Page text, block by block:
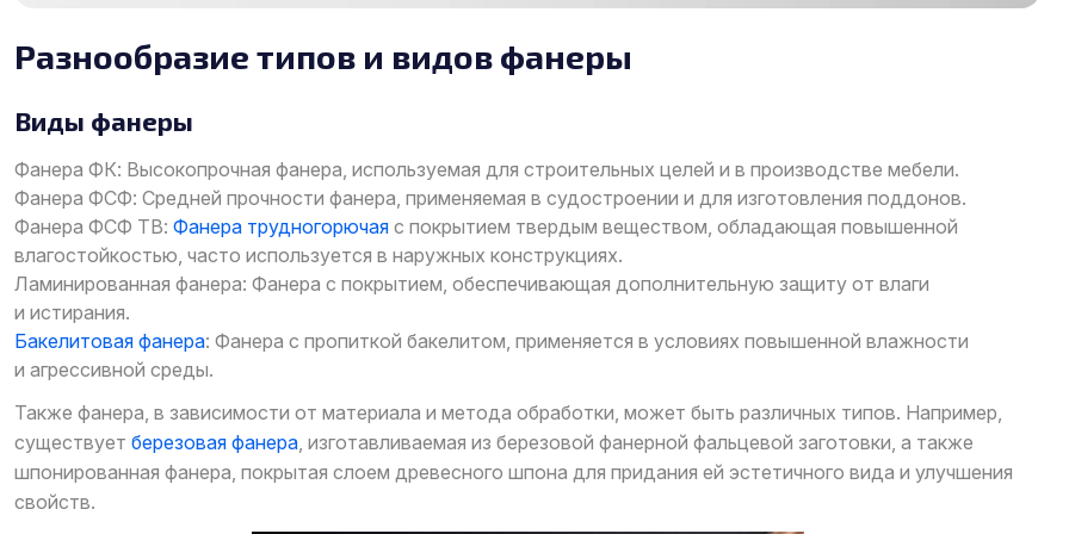
Разнообразие типов и видов фанеры
Виды фанеры
Фанера ФК: Высокопрочная фанера, используемая для строительных целей и в производстве мебели.
Фанера ФСФ: Средней прочности фанера, применяемая в судостроении и для изготовления поддонов.
Фанера ФСФ ТВ: Фанера трудногорючая с покрытием твердым веществом, обладающая повышенной
влагостойкостью, часто используется в наружных конструкциях.
Ламинированная фанера: Фанера с покрытием, обеспечивающая дополнительную защиту от влаги
и истирания.
Бакелитовая фанера: Фанера с пропиткой бакелитом, применяется в условиях повышенной влажности
и агрессивной среды.
Также фанера, в зависимости от материала и метода обработки, может быть различных типов. Например,
существует березовая фанера, изготавливаемая из березовой фанерной фальцевой заготовки, а также
шпонированная фанера, покрытая слоем древесного шпона для придания ей эстетичного вида и улучшения
свойств.